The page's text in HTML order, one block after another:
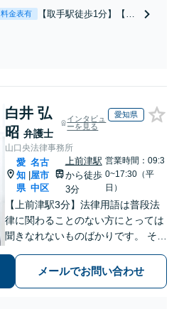
績多数あり！3カ月以内ス
ピード解決／示談金0円→5
料金表有
【取手駅徒歩1分】【オ
「残業代不払いは何が
談で悩みを解消！使用
期間中の解雇も解決金
あり／コロナ関係の解
雇・残業代未払いも対
応可【相談無料】
白井 弘
昭 弁護士
インタビュ
ーを見る
愛知県
山口央法律事務所
愛
知
県
名古
屋市
中区
上前津駅
から徒歩
3分
営業時間：09:3
0~17:30（平
日）
【上前津駅3分】法律用語は普段法
律に関わることのない方にとっては
聞きなれないものばかりです。 その
丁寧にこれからの対応を説明させて
いただきます。最善の解決策は何な
メールでお問い合わせ